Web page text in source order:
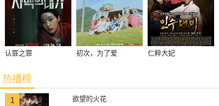
认罪之罪 初次，为了爱 仁粹大妃
热播榜
1 欲望的火花